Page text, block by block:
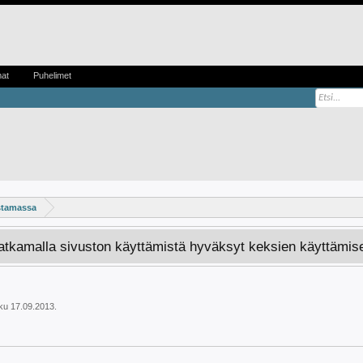
sivuston käyttämistä hyväksyt keksien
17.09.2013
Puhelimet